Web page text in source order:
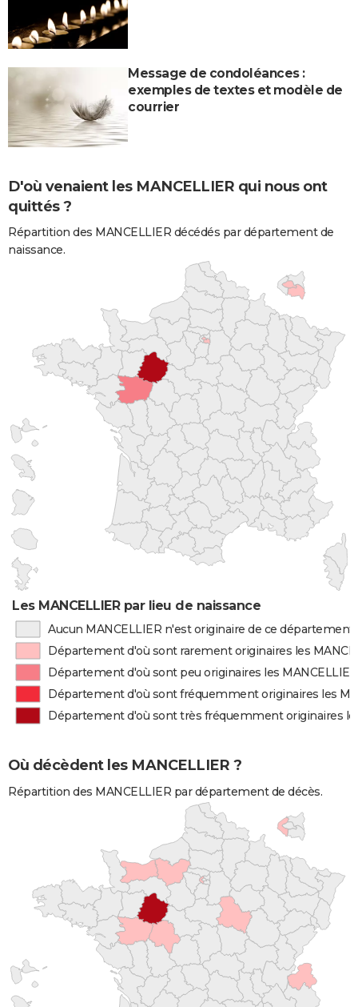
Message de condoléances :
exemples de textes et modèle de
courrier
D'où venaient les MANCELLIER qui nous ont
quittés ?
Répartition des MANCELLIER décédés par département de
naissance.
Les MANCELLIER par lieu de naissance
Aucun MANCELLIER n'est originaire de ce département
Département d'où sont rarement originaires les
Département d'où sont peu originaires les MANCELLIER
Département d'où sont fréquemment originaires les
Département d'où sont très fréquemment originaires
Où décèdent les MANCELLIER ?
Répartition des MANCELLIER par département de décès.